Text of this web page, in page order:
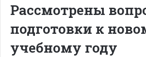
Рассмотрены
подготовки к
учебному году